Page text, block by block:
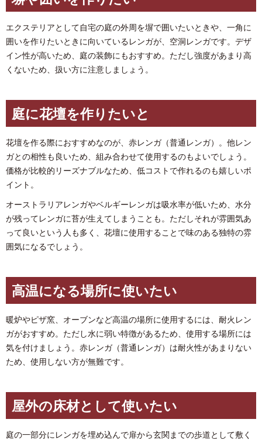
エクステリアとして自宅の庭の外周を塀で囲いたいときや、一角に
囲いを作りたいときに向いているレンガが、空洞レンガです。デザ
イン性が高いため、庭の装飾にもおすすめ。ただし強度があまり高
くないため、扱い方に注意しましょう。
庭に花壇を作りたいと
花壇を作る際におすすめなのが、赤レンガ（普通レンガ）。他レン
ガとの相性も良いため、組み合わせて使用するのもよいでしょう。
価格が比較的リーズナブルなため、低コストで作れるのも嬉しいポ
イント。
オーストラリアレンガやベルギーレンガは吸水率が低いため、水分
が残ってレンガに苔が生えてしまうことも。ただしそれが雰囲気あ
って良いという人も多く、花壇に使用することで味のある独特の雰
囲気になるでしょう。
高温になる場所に使いたい
暖炉やピザ窯、オーブンなど高温の場所に使用するには、耐火レン
ガがおすすめ。ただし水に弱い特徴があるため、使用する場所には
気を付けましょう。赤レンガ（普通レンガ）は耐火性があまりない
ため、使用しない方が無難です。
屋外の床材として使いたい
庭の一部分にレンガを埋め込んで扉から玄関までの歩道として敷く